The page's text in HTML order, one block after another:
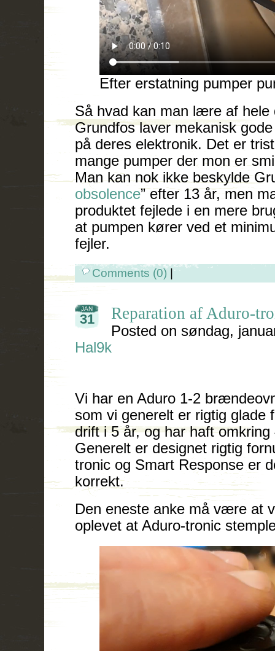
Efter erstatning pumper
Så hvad kan man lære af hele
Grundfos laver mekanisk
på deres elektronik. Det er
mange pumper der mon er
Man kan nok ikke beskylde
obsolence” efter 13 år, men
produktet fejlede i en mere
at pumpen kører ved et
fejler.
Comments (0)
JAN
31 Reparation af Aduro-
Posted on søndag,
Hal9k
Vi har en Aduro 1-2
som vi generelt er rigtig
drift i 5 år, og har haft
Generelt er designet rigtig
tronic og Smart Response er
korrekt.
Den eneste anke må være at
oplevet at Aduro-tronic